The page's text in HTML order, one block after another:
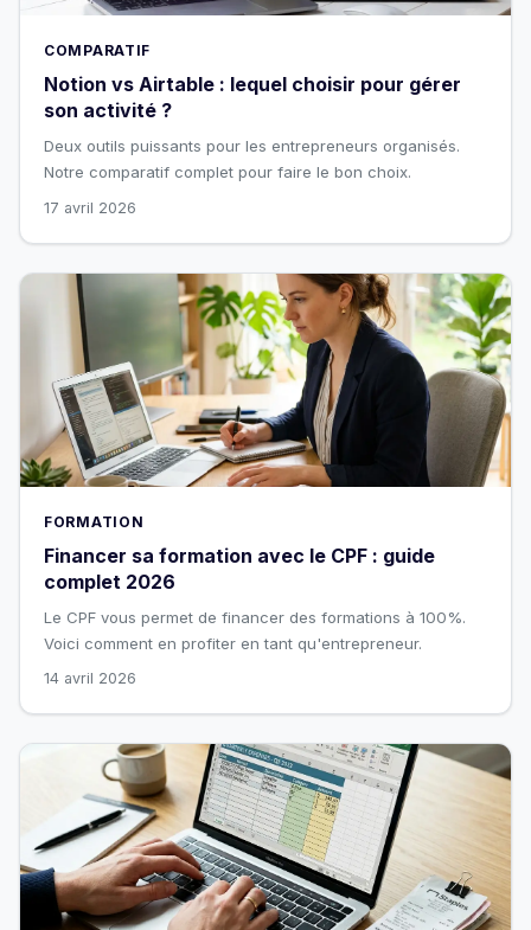
COMPARATIF
Notion vs Airtable : lequel choisir pour gérer
son activité ?
Deux outils puissants pour les entrepreneurs organisés.
Notre comparatif complet pour faire le bon choix.
17 avril 2026
FORMATION
Financer sa formation avec le CPF : guide
complet 2026
Le CPF vous permet de financer des formations à 100%.
Voici comment en profiter en tant qu'entrepreneur.
14 avril 2026